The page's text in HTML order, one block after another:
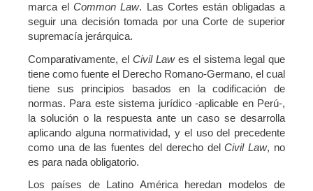
marca elCommon Law. Las Cortes están obligadas a
seguir una decisión tomada por una Corte de superior
supremacía jerárquica.
Comparativamente, el Civil Lawes el sistema legal que
tiene como fuente el Derecho Romano-Germano, el cual
tiene sus principios basados en la codificación de
normas. Para este sistema jurídico -aplicable en Perú-,
la solución o la respuesta ante un caso se desarrolla
aplicando alguna normatividad, y el uso del precedente
como una de las fuentes del derecho delCivil Law, no
es para nada obligatorio.
Los países de Latino América heredan modelos de